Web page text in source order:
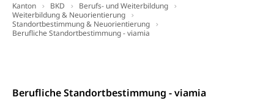
Kanton BKD
Berufs- und Weiterbildung
Weiterbildung & Neuorientierung
Standortbestimmung & Neuorientierung
Berufliche Standortbestimmung - viamia
Berufliche Standortbestimmung - viamia
Kindergarten & Basisstufe
Frühe Förderung
Konsumentenschutz
Konsumentenrechte, Produktsicherheit,
Preisüberwachung, Preisüberwacher,
Cassis-deDijon-Prinzip